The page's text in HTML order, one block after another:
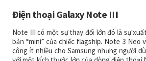
Điện thoại Galaxy Note III
Note III có một sự thay đổi lớn đó là sự
bản “mini” của chiếc flagship. Note 3 Neo
công ít nhiều cho Samsung nhưng người